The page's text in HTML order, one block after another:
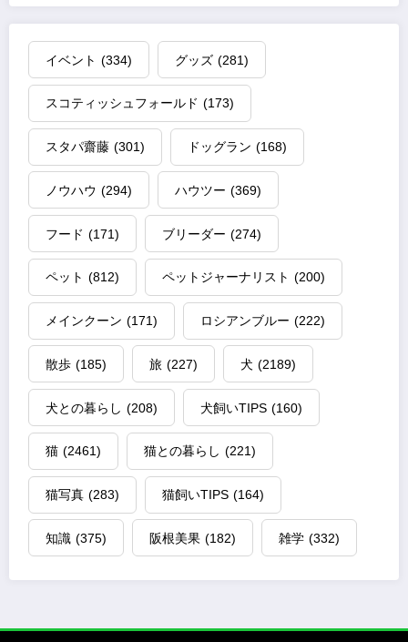
イベント (334) グッズ (281)
スコティッシュフォールド (173)
スタパ齋藤 (301) ドッグラン (168)
ノウハウ (294) ハウツー (369)
フード (171) ブリーダー (274)
ペット (812) ペットジャーナリスト (200)
メインクーン (171) ロシアンブルー (222)
散歩 (185) 旅 (227) 犬 (2189)
犬との暮らし (208) 犬飼いTIPS (160)
猫 (2461) 猫との暮らし (221)
猫写真 (283) 猫飼いTIPS (164)
知識 (375) 阪根美果 (182) 雑学 (332)